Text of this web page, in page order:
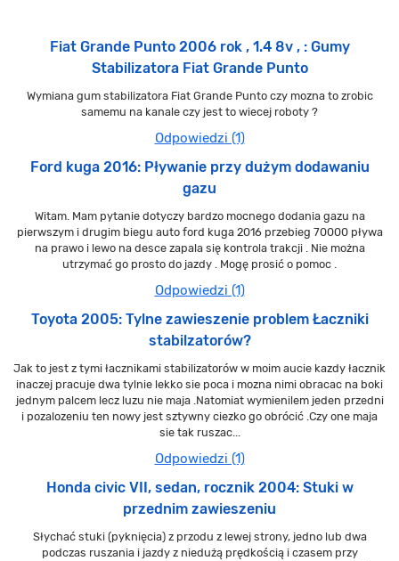
Fiat Grande Punto 2006 rok , 1.4 8v , : Gumy
Stabilizatora Fiat Grande Punto
Wymiana gum stabilizatora Fiat Grande Punto czy mozna to zrobic
samemu na kanale czy jest to wiecej roboty ?
Odpowiedzi (1)
Ford kuga 2016: Pływanie przy dużym dodawaniu
gazu
Witam. Mam pytanie dotyczy bardzo mocnego dodania gazu na
pierwszym i drugim biegu auto ford kuga 2016 przebieg 70000 pływa
na prawo i lewo na desce zapala się kontrola trakcji . Nie można
utrzymać go prosto do jazdy . Mogę prosić o pomoc .
Odpowiedzi (1)
Toyota 2005: Tylne zawieszenie problem Łaczniki
stabilzatorów?
Jak to jest z tymi łacznikami stabilizatorów w moim aucie kazdy łacznik
inaczej pracuje dwa tylnie lekko sie poca i mozna nimi obracac na boki
jednym palcem lecz luzu nie maja .Natomiat wymienilem jeden przedni
i pozalozeniu ten nowy jest sztywny ciezko go obrócić .Czy one maja
sie tak ruszac...
Odpowiedzi (1)
Honda civic VII, sedan, rocznik 2004: Stuki w
przednim zawieszeniu
Słychać stuki (pyknięcia) z przodu z lewej strony, jedno lub dwa
podczas ruszania i jazdy z niedużą prędkością i czasem przy